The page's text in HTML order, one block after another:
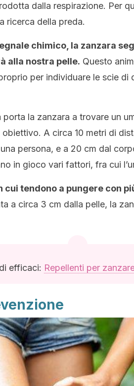
dalla respirazione. Per
ricerca della preda.
chimico, la zanzara
alla nostra pelle. Questo
per individuare le scie di
porta la zanzara a trovare un
A circa 10 metri di
persona, e a 20 cm dal
in gioco vari fattori, fra cui
cui tendono a pungere con
a circa 3 cm dalla pelle, la
efficaci: Repellenti per